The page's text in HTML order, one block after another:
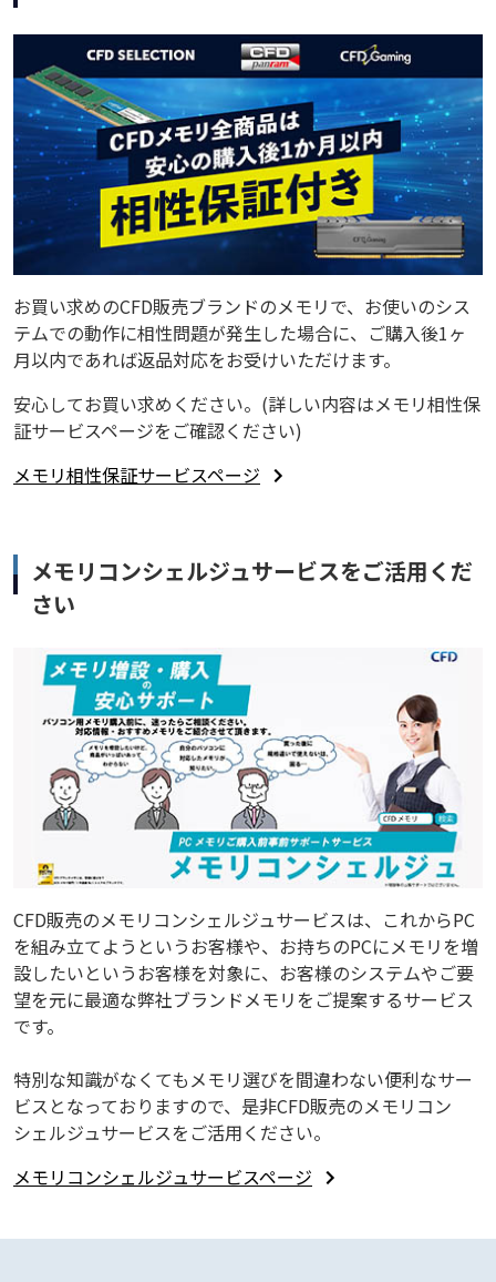
お買い求めのCFD販売ブランドのメモリで、お使いのシス
テムでの動作に相性問題が発生した場合に、ご購入後1ヶ
月以内であれば返品対応をお受けいただけます。
安心してお買い求めください。(詳しい内容はメモリ相性保
証サービスページをご確認ください)
メモリ相性保証サービスページ
メモリコンシェルジュサービスをご活用くだ
さい
CFD販売のメモリコンシェルジュサービスは、これからPC
を組み立てようというお客様や、お持ちのPCにメモリを増
設したいというお客様を対象に、お客様のシステムやご要
望を元に最適な弊社ブランドメモリをご提案するサービス
です。
特別な知識がなくてもメモリ選びを間違わない便利なサー
ビスとなっておりますので、是非CFD販売のメモリコン
シェルジュサービスをご活用ください。
メモリコンシェルジュサービスページ